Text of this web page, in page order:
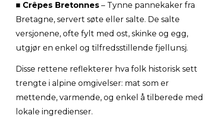
■ Crêpes Bretonnes – Tynne pannekaker fra
Bretagne, servert søte eller salte. De salte
versjonene, ofte fylt med ost, skinke og egg,
utgjør en enkel og tilfredsstillende fjellunsj.
Disse rettene reflekterer hva folk historisk sett
trengte i alpine omgivelser: mat som er
mettende, varmende, og enkel å tilberede med
lokale ingredienser.